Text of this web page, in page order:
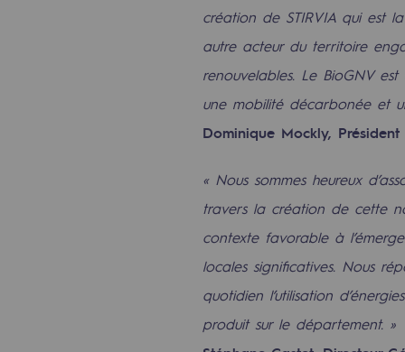
Nouveaux usages
Concertations CH4, H2 et CO2
Espace pédagogique
Espace pédagogique
2050 : un monde d’énergies
Objectif Hydrogène
création de STIRVIA qui est
autre acteur du territoire
renouvelables. Le BioGNV
une mobilité décarbonée et
Dominique Mockly,
« Nous sommes heureux
travers la création de cette
contexte favorable à
locales significatives. Nous
quotidien l’utilisation
produit sur le département. »